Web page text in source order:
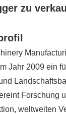
Jahr 2009 ein
Forschung
weltweiten